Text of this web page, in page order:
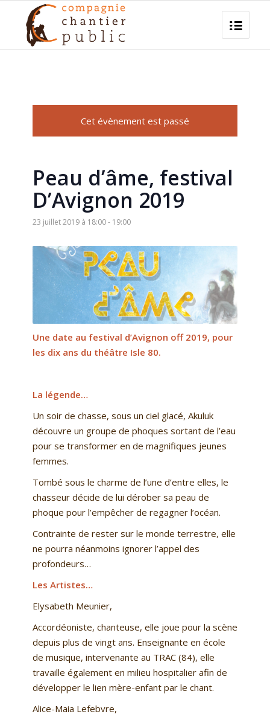
Cet évènement est passé
Peau d’âme, festival
D’Avignon 2019
23 juillet 2019 à 18:00- 19:00
Une date au festival d’Avignon off 2019, pour
les dix ans du théâtre Isle 80.
La légende…
Un soir de chasse, sous un ciel glacé, Akuluk
découvre un groupe de phoques sortant de l’eau
pour se transformer en de magnifiques jeunes
femmes.
Tombé sous le charme de l’une d’entre elles, le
chasseur décide de lui dérober sa peau de
phoque pour l’empêcher de regagner l’océan.
Contrainte de rester sur le monde terrestre, elle
ne pourra néanmoins ignorer l’appel des
profondeurs…
Les Artistes…
Elysabeth Meunier,
Accordéoniste, chanteuse, elle joue pour la scène
depuis plus de vingt ans. Enseignante en école
de musique, intervenante au TRAC (84), elle
travaille également en milieu hospitalier afin de
développer le lien mère-enfant par le chant.
Alice-Maia Lefebvre,